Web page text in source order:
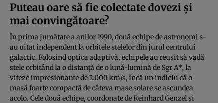
Puteau oare să fie colectate dovezi și
mai convingătoare?
În prima jumătate a anilor 1990, două echipe de astronomi s-
au uitat independent la orbitele stelelor din jurul centrului
galactic. Folosind optica adaptivă, echipele au reușit să vadă
stele orbitând la o distanță de o lună-lumină de Sgr A*, la
viteze impresionante de 2.000 km/s, încă un indiciu că o
masă foarte compactă de câteva mase solare se ascundea
acolo. Cele două echipe, coordonate de Reinhard Genzel și